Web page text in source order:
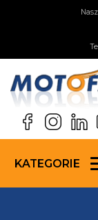
KATEGORIE